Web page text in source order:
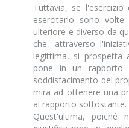
Tuttavia, se
esercitarlo sono
ulteriore e diverso da
che, attraverso
legittima, si prospetta
pone in un rapporto
soddisfacimento del
mira ad ottenere una
al rapporto sottostante.
Quest'ultima, poiché